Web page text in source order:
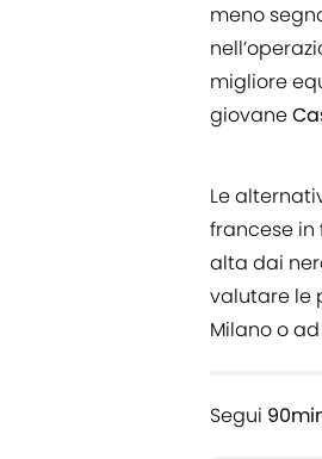
meno
migliore
giovane
Le
francese in
alta dai
valutare le
Milano o
Segui